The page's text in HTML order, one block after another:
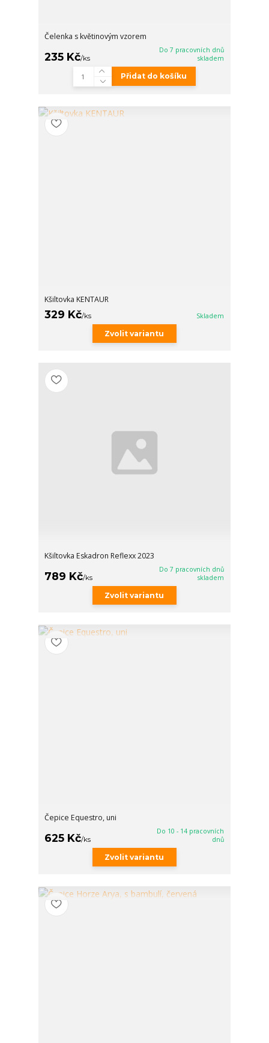
Čelenka s květinovým vzorem
235 Kč/ks
Do 7 pracovních dnů
skladem
Přidat do košíku
Kšiltovka KENTAUR
329 Kč/ks Skladem
Zvolit variantu
Kšiltovka Eskadron Reflexx 2023
789 Kč/ks
Do 7 pracovních dnů
skladem
Zvolit variantu
Čepice Equestro, uni
625 Kč/ks
Do 10 - 14 pracovních
dnů
Zvolit variantu